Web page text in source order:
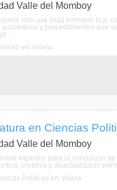
Valle del Momboy
con una slida formacin tica,
sustantivos y procedimientos que
...
en Valera
en Ciencias
Valle del Momboy
expertos para la conduccin
creativa y deactualizacin
Políticas en Valera